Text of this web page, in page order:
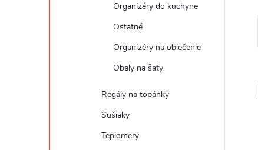
Organizéry do kuchyne
Ostatné
Organizéry na oblečenie
Obaly na šaty
Regály na topánky
Sušiaky
Teplomery